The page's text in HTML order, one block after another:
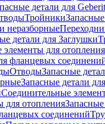
детали для
Тройники
неразборные
детали для Заглушки
для отопления
фланцевых
ОтводыЗапасные
Запасные детали
Соединительные
для отопления
соединений